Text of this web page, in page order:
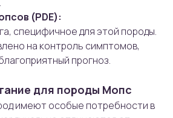
(PDE):
специфичное для этой породы.
на контроль симптомов,
прогноз.
для породы Мопс
имеют особые потребности в